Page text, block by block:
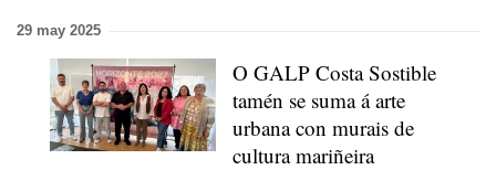
29 may 2025
O GALP Costa Sostible
tamén se suma á arte
urbana con murais de
cultura mariñeira